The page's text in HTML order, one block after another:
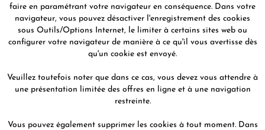
faire en paramétrant votre navigateur en conséquence. Dans votre
navigateur, vous pouvez désactiver l'enregistrement des cookies
sous Outils/Options Internet, le limiter à certains sites web ou
configurer votre navigateur de manière à ce qu'il vous avertisse dès
qu'un cookie est envoyé.
Veuillez toutefois noter que dans ce cas, vous devez vous attendre à
une présentation limitée des offres en ligne et à une navigation
restreinte.
Vous pouvez également supprimer les cookies à tout moment. Dans